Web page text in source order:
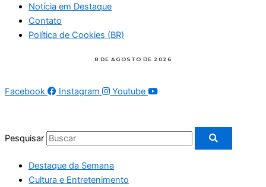
Notícia em Destaque
Contato
Política de Cookies (BR)
Facebook Instagram Youtube
Pesquisar
Destaque da Semana
Cultura e Entretenimento